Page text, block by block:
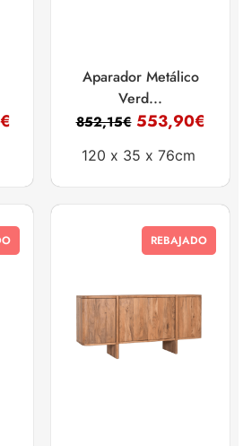
€
Aparador Metálico
Verd...
852,15€ 553,90€
120 x 35 x 76cm
REBAJADO